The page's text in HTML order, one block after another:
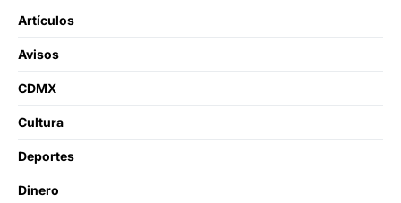
Artículos
Avisos
CDMX
Cultura
Deportes
Dinero